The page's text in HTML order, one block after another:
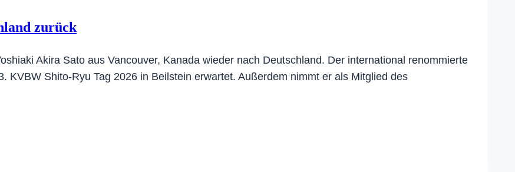
zurück
Akira Sato aus Vancouver, Kanada wieder nach Deutschland. Der international renommierte
KVBW Shito‑Ryu Tag 2026 in Beilstein erwartet. Außerdem nimmt er als Mitglied des